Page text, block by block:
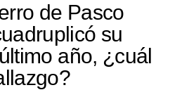
de Pasco
su
año, ¿cuál